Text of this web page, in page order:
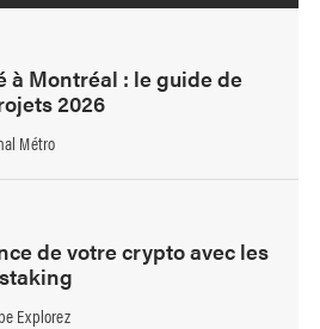
à Montréal : le guide de
2026
Métro
de votre crypto avec les
Explorez